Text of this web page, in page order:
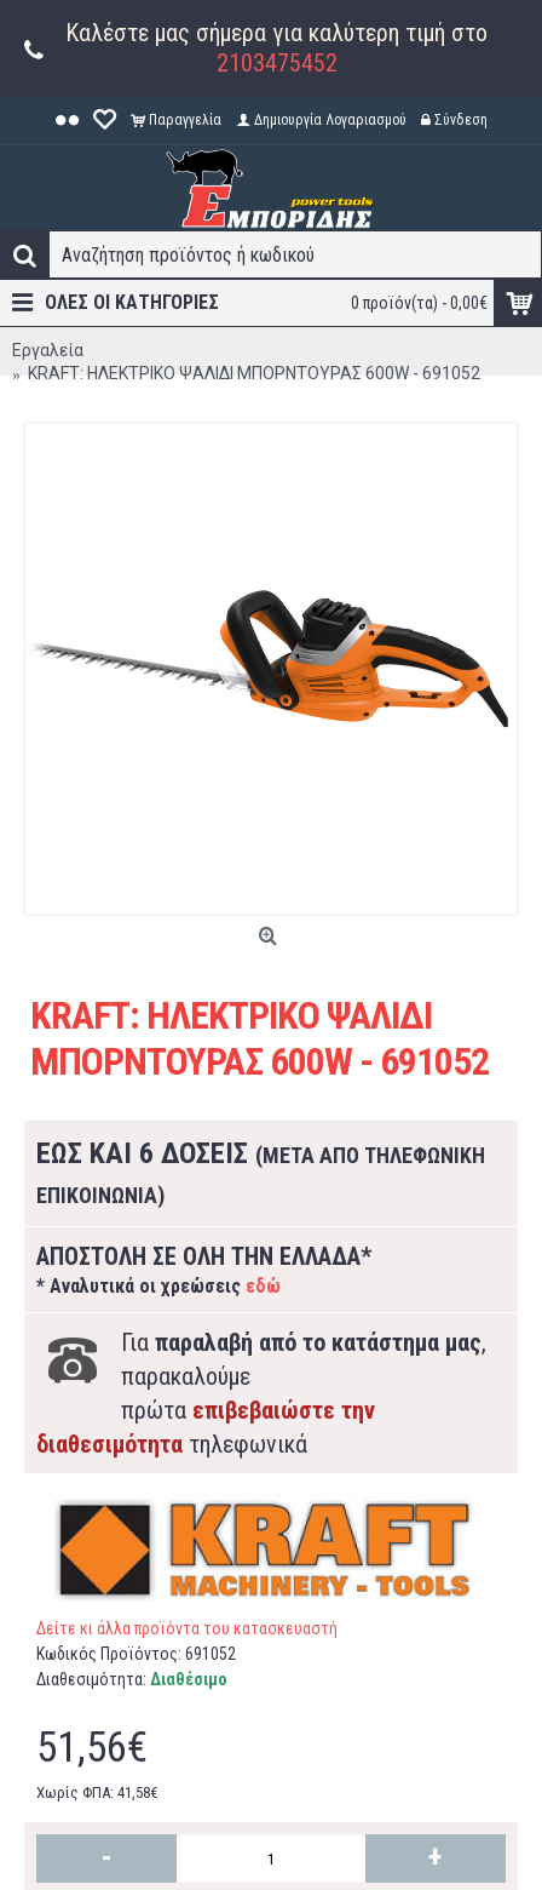
Καλέστε μας σήμερα για καλύτερη τιμή στο
2103475452
Παραγγελία Δημιουργία Λογαριασμού Σύνδεση
0 προϊόν(τα) - 0,00€
ΟΛΕΣ ΟΙ ΚΑΤΗΓΟΡΊΕΣ
Εργαλεία
KRAFT: ΗΛΕΚΤΡΙΚΟ ΨΑΛΙΔΙ ΜΠΟΡΝΤΟΥΡΑΣ 600W - 691052
KRAFT: ΗΛΕΚΤΡΙΚΟ ΨΑΛΙΔΙ
ΜΠΟΡΝΤΟΥΡΑΣ 600W - 691052
ΕΩΣ ΚΑΙ 6 ΔΟΣΕΙΣ (ΜΕΤΑ ΑΠΟ ΤΗΛΕΦΩΝΙΚΗ
ΕΠΙΚΟΙΝΩΝΙΑ)
ΑΠΟΣΤΟΛΗ ΣΕ ΟΛΗ ΤΗΝ ΕΛΛΑΔΑ*
* Αναλυτικά οι χρεώσεις εδώ
Για παραλαβή από το κατάστημα μας,
παρακαλούμε
πρώτα επιβεβαιώστε την
διαθεσιμότητα τηλεφωνικά
Δείτε κι άλλα προϊόντα του κατασκευαστή
Κωδικός Προϊόντος: 691052
Διαθεσιμότητα: Διαθέσιμο
51,56€
Χωρίς ΦΠΑ: 41,58€
- +